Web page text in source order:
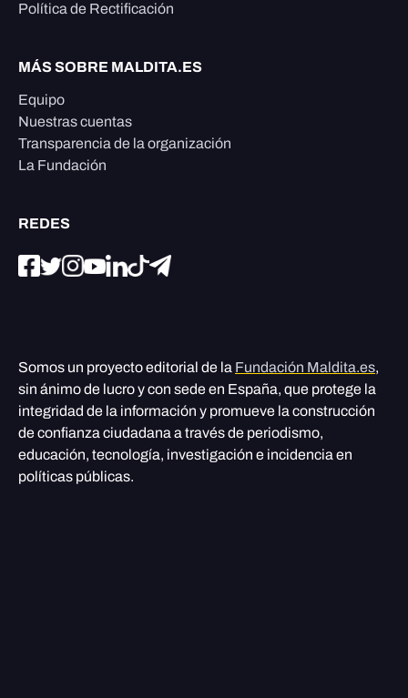
Política de Rectificación
MÁS SOBRE MALDITA.ES
Equipo
Nuestras cuentas
Transparencia de la organización
La Fundación
REDES
Somos un proyecto editorial de la Fundación Maldita.es,
sin ánimo de lucro y con sede en España, que protege la
integridad de la información y promueve la construcción
de confianza ciudadana a través de periodismo,
educación, tecnología, investigación e incidencia en
políticas públicas.